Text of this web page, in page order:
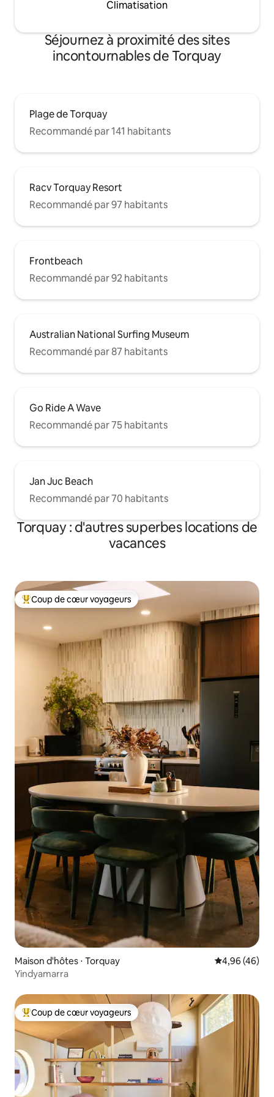
Climatisation
Séjournez à proximité des sites
incontournables de Torquay
Plage de Torquay
Recommandé par 141 habitants
Racv Torquay Resort
Recommandé par 97 habitants
Frontbeach
Recommandé par 92 habitants
Australian National Surfing Museum
Recommandé par 87 habitants
Go Ride A Wave
Recommandé par 75 habitants
Jan Juc Beach
Recommandé par 70 habitants
Torquay : d'autres superbes locations de
vacances
Coups de cœur voyageurs les plus appréciés
Coup de cœur voyageurs
Maison d'hôtes ⋅ Torquay Évaluation
4,96 (46)
Yindyamarra
Coups de cœur voyageurs les plus appréciés
Coup de cœur voyageurs